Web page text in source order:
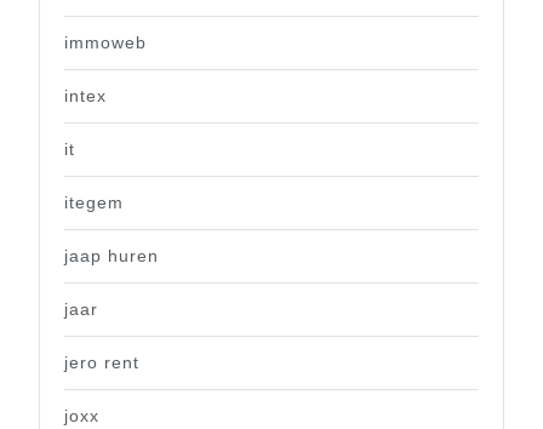
immoweb
intex
it
itegem
jaap huren
jaar
jero rent
joxx